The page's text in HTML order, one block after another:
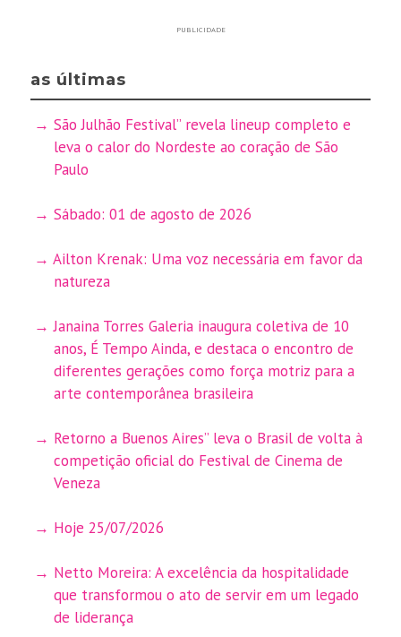
PUBLICIDADE
as últimas
São Julhão Festival” revela lineup completo e
leva o calor do Nordeste ao coração de São
Paulo
Sábado: 01 de agosto de 2026
Ailton Krenak: Uma voz necessária em favor da
natureza
Janaina Torres Galeria inaugura coletiva de 10
anos, É Tempo Ainda, e destaca o encontro de
diferentes gerações como força motriz para a
arte contemporânea brasileira
Retorno a Buenos Aires” leva o Brasil de volta à
competição oficial do Festival de Cinema de
Veneza
Hoje 25/07/2026
Netto Moreira: A excelência da hospitalidade
que transformou o ato de servir em um legado
de liderança